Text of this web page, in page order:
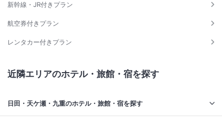
新幹線・JR付きプラン
航空券付きプラン
レンタカー付きプラン
近隣エリアのホテル・旅館・宿を探す
日田・天ケ瀬・九重のホテル・旅館・宿を探す